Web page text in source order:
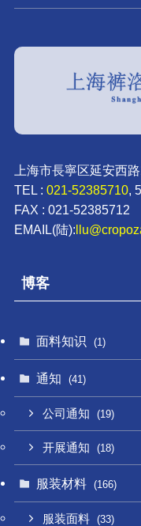
上海市長寧区延安西
TEL : 021-52385710,
FAX : 021-52385712
EMAIL(陆):
博客
面料知识 (1)
通知 (41)
公司通知 (19)
开展通知 (18)
服装材料 (166)
服装面料 (33)